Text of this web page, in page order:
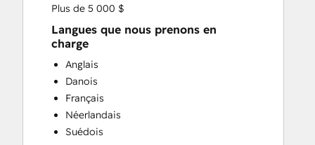
Help Desk Implementation
HubSpot Onboarding
Knowledge Base Development
Paid Advertising
Programmable Automation
Sales and Marketing Alignment
Sales Coaching and Training
Sales Enablement
Plus de 5 000 $
Langues que nous prenons en
charge
Anglais
Danois
Français
Néerlandais
Suédois